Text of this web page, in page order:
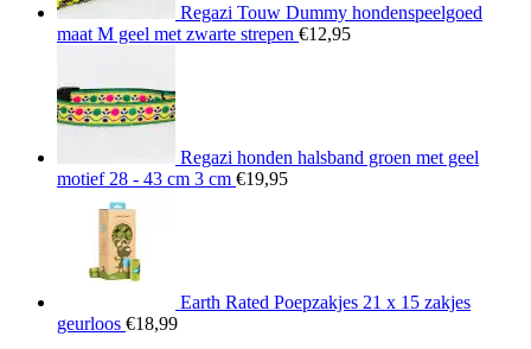
Regazi Touw Dummy hondenspeelgoed
maat M geel met zwarte strepen €12,95
Regazi honden halsband groen met geel
motief 28 - 43 cm 3 cm €19,95
Earth Rated Poepzakjes 21 x 15 zakjes
geurloos €18,99